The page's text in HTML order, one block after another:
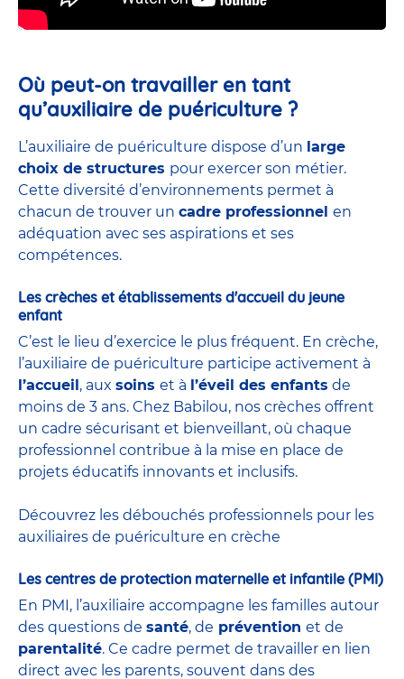
Où peut-on travailler en tant
qu’auxiliaire de puériculture ?
L’auxiliaire de puériculture dispose d’un large
choix de structures pour exercer son métier.
Cette diversité d’environnements permet à
chacun de trouver un cadre professionnel en
adéquation avec ses aspirations et ses
compétences.
Les crèches et établissements d'accueil du jeune
enfant
C’est le lieu d’exercice le plus fréquent. En crèche,
l’auxiliaire de puériculture participe activement à
l’accueil , aux soins et à l’éveil des enfants de
moins de 3 ans. Chez Babilou, nos crèches offrent
un cadre sécurisant et bienveillant, où chaque
professionnel contribue à la mise en place de
projets éducatifs innovants et inclusifs.
Découvrez les débouchés professionnels pour les
auxiliaires de puériculture en crèche
Les centres de protection maternelle et infantile (PMI)
En PMI, l’auxiliaire accompagne les familles autour
des questions de santé, de prévention et de
parentalité. Ce cadre permet de travailler en lien
direct avec les parents, souvent dans des